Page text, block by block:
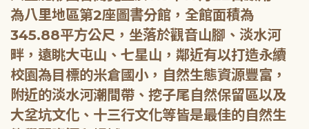
為八里地區第2座圖書分館，全館面積為
345.88平方公尺，坐落於觀音山腳、淡水河
畔，遠眺大屯山、七星山，鄰近有以打造永續
校園為目標的米倉國小，自然生態資源豐富，
附近的淡水河潮間帶、挖子尾自然保留區以及
大坌坑文化、十三行文化等皆是最佳的自然生